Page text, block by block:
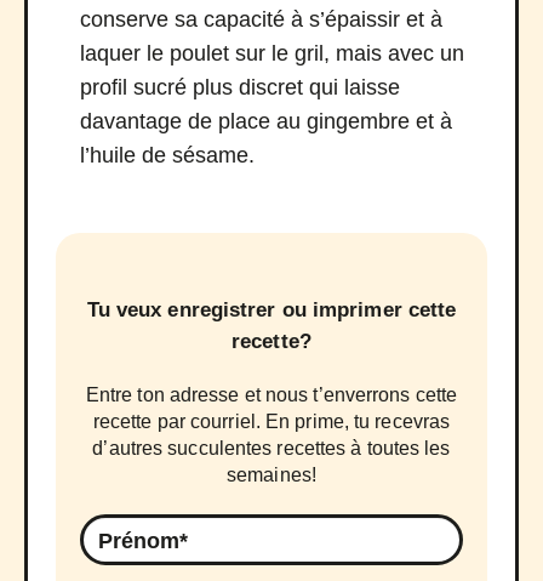
conserve sa capacité à s’épaissir et à
laquer le poulet sur le gril, mais avec un
profil sucré plus discret qui laisse
davantage de place au gingembre et à
l’huile de sésame.
Tu veux enregistrer ou imprimer cette
recette?
Entre ton adresse et nous t’enverrons cette
recette par courriel. En prime, tu recevras
d’autres succulentes recettes à toutes les
semaines!